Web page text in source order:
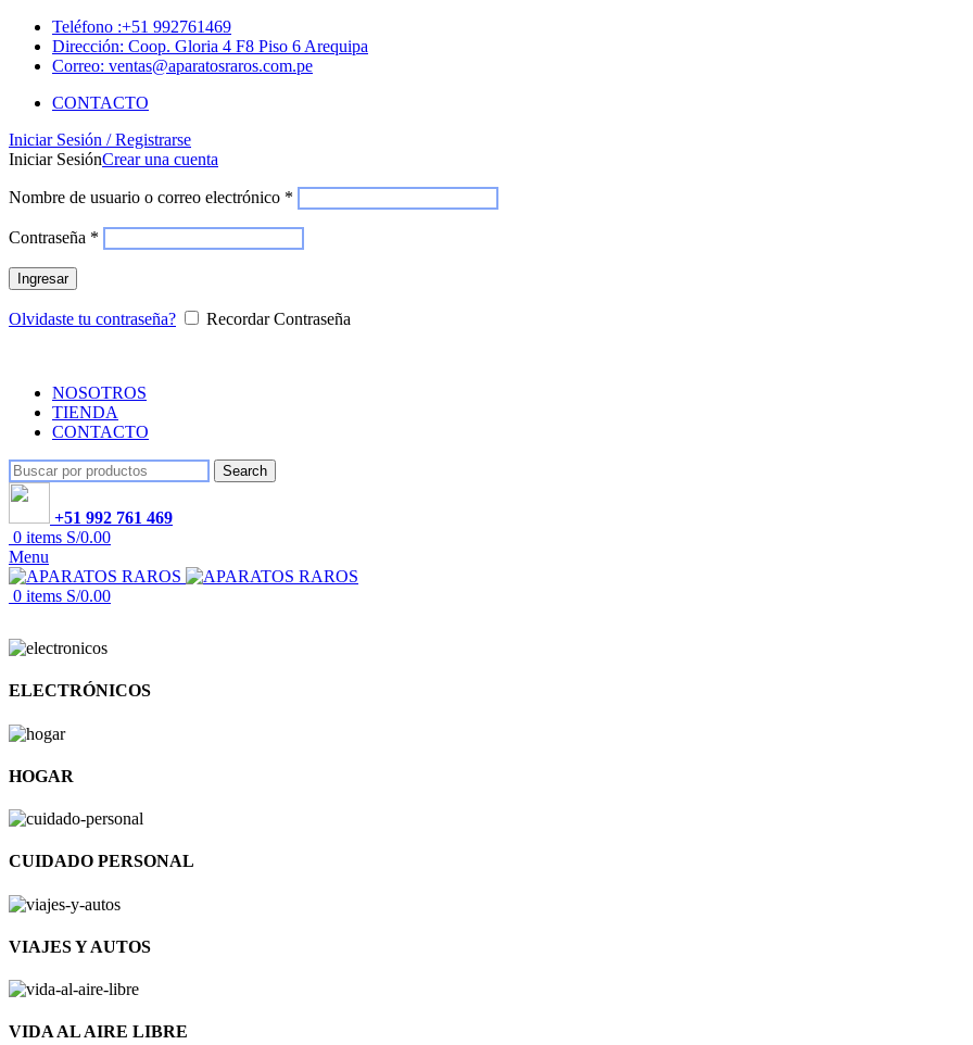
Teléfono :+51 992761469
Dirección: Coop. Gloria 4 F8 Piso 6 Arequipa
Correo: ventas@aparatosraros.com.pe
CONTACTO
Iniciar Sesión / Registrarse
Iniciar SesiónCrear una cuenta
Nombre de usuario o correo electrónico *
Contraseña *
Ingresar
Olvidaste tu contraseña? Recordar Contraseña
NOSOTROS
TIENDA
CONTACTO
Search
+51 992 761 469
0 items S/0.00
Menu
0 items S/0.00
ELECTRÓNICOS
HOGAR
CUIDADO PERSONAL
VIAJES Y AUTOS
VIDA AL AIRE LIBRE